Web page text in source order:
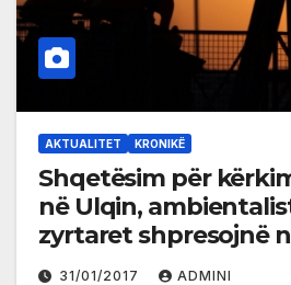
AKTUALITET KRONIKË
Shqetësim për
në Ulqin,
zyrtaret shpresojnë
(video)
31/01/2017 ADMINI